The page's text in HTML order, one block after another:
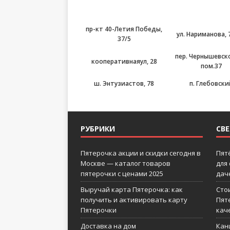
пр-кт 40-Летия Победы,
37/5
ул. Нариманова,
кооперативнаяул, 28
пер.
пом.37
ш. Энтузиастов, 78 п.
РУБРИКИ
Пятерочка акции и скидки сегодня в
Москве — каталог товаров
пятерочки с ценами 2025
Выручай карта Пятерочка: как
получить и активировать карту
Пятерочки
Доставка на дом
для